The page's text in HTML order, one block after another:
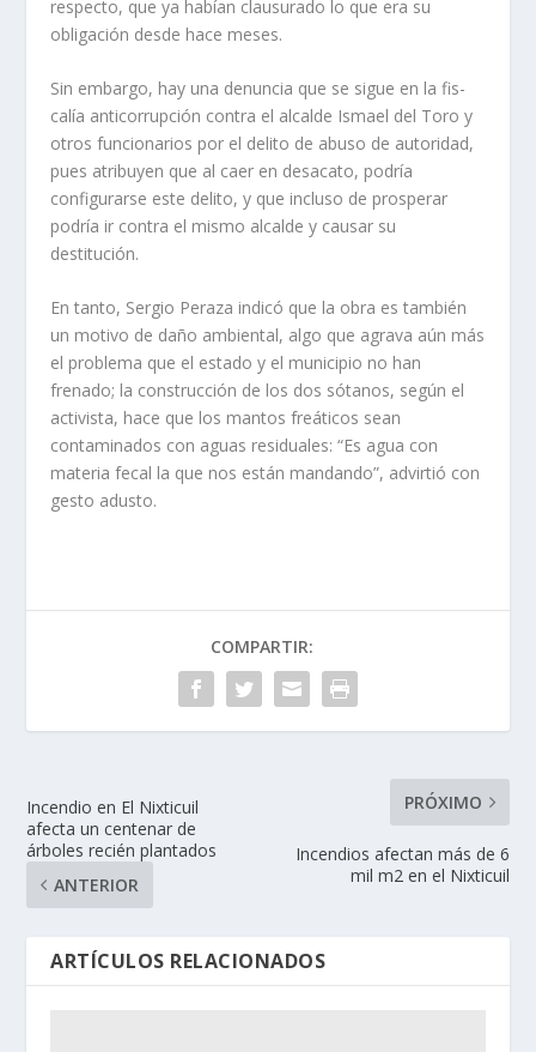
respec­to, que ya habían clausurado lo que era su
obligación desde hace meses.
Sin embargo, hay una de­nuncia que se sigue en la fis­
calía anticorrupción contra el alcalde Ismael del Toro y
otros funcionarios por el de­lito de abuso de autoridad,
pues atribuyen que al caer en desacato, podría
configurar­se este delito, y que incluso de prosperar
podría ir contra el mismo alcalde y causar su
destitución.
En tanto, Sergio Peraza indicó que la obra es también
un motivo de daño ambien­tal, algo que agrava aún más
el problema que el estado y el municipio no han
frenado; la construcción de los dos sótanos, según el
activista, hace que los mantos freáti­cos sean
contaminados con aguas residuales: “Es agua con
materia fecal la que nos están mandando”, advirtió con
gesto adusto.
COMPARTIR:
Incendio en El Nixticuil
afecta un centenar de
árboles recién plantados
ANTERIOR
PRÓXIMO
Incendios afectan más de 6
mil m2 en el Nixticuil
ARTÍCULOS RELACIONADOS